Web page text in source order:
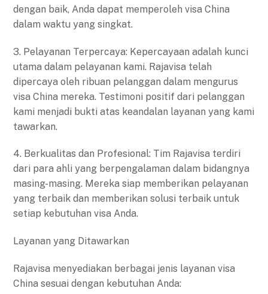
dengan baik, Anda dapat memperoleh visa China
dalam waktu yang singkat.
3. Pelayanan Terpercaya: Kepercayaan adalah kunci
utama dalam pelayanan kami. Rajavisa telah
dipercaya oleh ribuan pelanggan dalam mengurus
visa China mereka. Testimoni positif dari pelanggan
kami menjadi bukti atas keandalan layanan yang kami
tawarkan.
4. Berkualitas dan Profesional: Tim Rajavisa terdiri
dari para ahli yang berpengalaman dalam bidangnya
masing-masing. Mereka siap memberikan pelayanan
yang terbaik dan memberikan solusi terbaik untuk
setiap kebutuhan visa Anda.
Layanan yang Ditawarkan
Rajavisa menyediakan berbagai jenis layanan visa
China sesuai dengan kebutuhan Anda: